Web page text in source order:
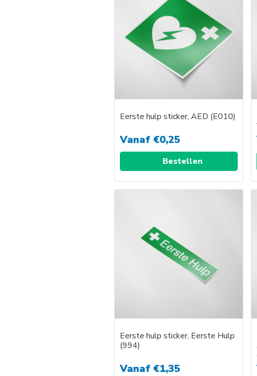
meerdere
variaties.
Deze
optie
gekozen
worden
productpagina
Eerste hulp sticker, AED (E010)
Vanaf €0,25
Bestellen
Eerste hulp sticker, Eerste Hulp
(994)
Vanaf €1,35